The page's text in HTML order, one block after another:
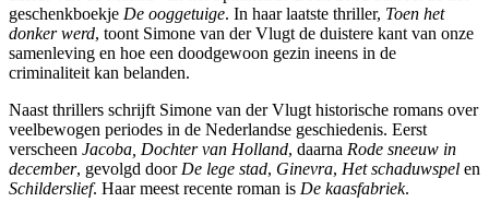
geschenkboekje De ooggetuige. In haar laatste thriller, Toen het
donker werd, toont Simone van der Vlugt de duistere kant van onze
samenleving en hoe een doodgewoon gezin ineens in de
criminaliteit kan belanden.
Naast thrillers schrijft Simone van der Vlugt historische romans over
veelbewogen periodes in de Nederlandse geschiedenis. Eerst
verscheen Jacoba, Dochter van Holland, daarna Rode sneeuw in
december, gevolgd door De lege stad, Ginevra, Het schaduwspel en
Schilderslief. Haar meest recente roman is De kaasfabriek.